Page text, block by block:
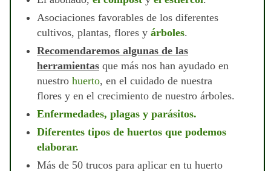
Asociaciones favorables de los diferentes
cultivos, plantas, flores y árboles.
Recomendaremos algunas de las
herramientas que más nos han ayudado en
nuestro huerto, en el cuidado de nuestra
flores y en el crecimiento de nuestro árboles.
Enfermedades, plagas y parásitos.
Diferentes tipos de huertos que podemos
elaborar.
Más de 50 trucos para aplicar en tu huerto